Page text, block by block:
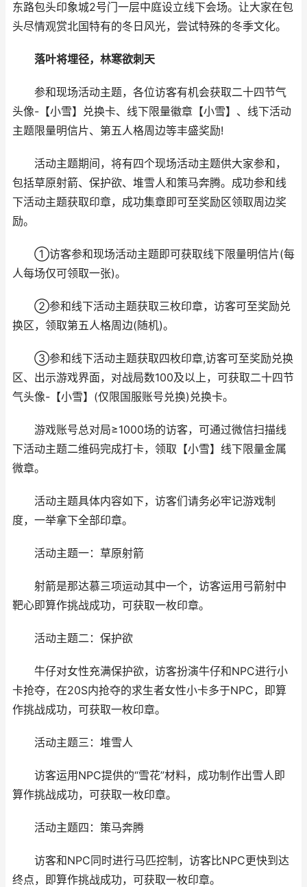
东路包头印象城2号门一层中庭设立线下会场。让大家在包
头尽情观赏北国特有的冬日风光，尝试特殊的冬季文化。
落叶将埋径，林寒欲刺天
参和现场活动主题，各位访客有机会获取二十四节气
头像-【小雪】兑换卡、线下限量徽章【小雪】、线下活动
主题限量明信片、第五人格周边等丰盛奖励!
活动主题期间，将有四个现场活动主题供大家参和，
包括草原射箭、保护欲、堆雪人和策马奔腾。成功参和线
下活动主题获取印章，成功集章即可至奖励区领取周边奖
励。
①访客参和现场活动主题即可获取线下限量明信片(每
人每场仅可领取一张)。
②参和线下活动主题获取三枚印章，访客可至奖励兑
换区，领取第五人格周边(随机)。
③参和线下活动主题获取四枚印章,访客可至奖励兑换
区、出示游戏界面，对战局数100及以上，可获取二十四节
气头像-【小雪】(仅限国服账号兑换)兑换卡。
游戏账号总对局≥1000场的访客，可通过微信扫描线
下活动主题二维码完成打卡，领取【小雪】线下限量金属
微章。
活动主题具体内容如下，访客们请务必牢记游戏制
度，一举拿下全部印章。
活动主题一：草原射箭
射箭是那达慕三项运动其中一个，访客运用弓箭射中
靶心即算作挑战成功，可获取一枚印章。
活动主题二：保护欲
牛仔对女性充满保护欲，访客扮演牛仔和NPC进行小
卡抢夺，在20S内抢夺的求生者女性小卡多于NPC，即算
作挑战成功，可获取一枚印章。
活动主题三：堆雪人
访客运用NPC提供的“雪花”材料，成功制作出雪人即
算作挑战成功，可获取一枚印章。
活动主题四：策马奔腾
访客和NPC同时进行马匹控制，访客比NPC更快到达
终点，即算作挑战成功，可获取一枚印章。